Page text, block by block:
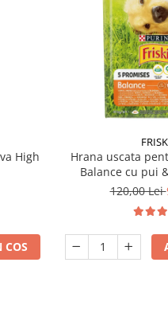
High
Hrana uscata
Balance cu pui
120,00 Lei